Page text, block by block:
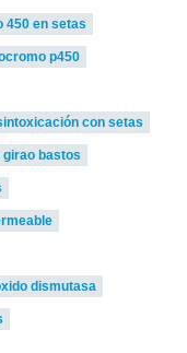
450 en setas
p450
con setas
girao bastos
dismutasa